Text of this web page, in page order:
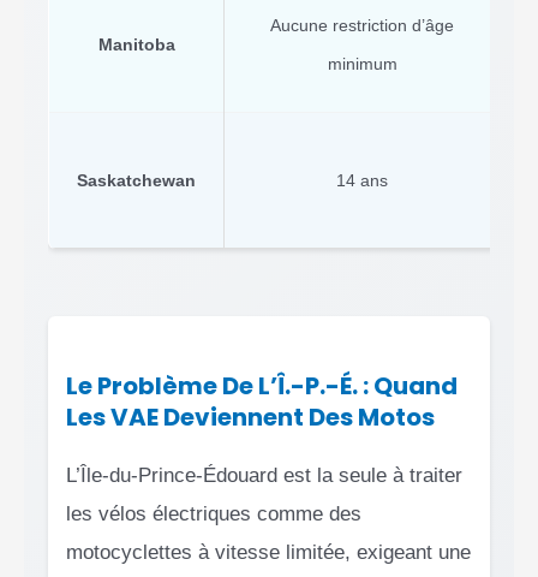
Manitoba
Aucune restriction d’âge
minimum
Saskatchewan 14 ans
Le Problème De L’Î.-P.-É. : Quand
Les VAE Deviennent Des Motos
L’Île-du-Prince-Édouard est la seule à traiter
les vélos électriques comme des
motocyclettes à vitesse limitée, exigeant une